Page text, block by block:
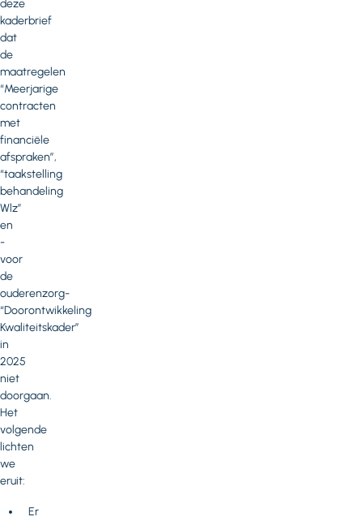
deze
kaderbrief
dat
de
maatregelen
“Meerjarige
contracten
met
financiële
afspraken”,
“taakstelling
behandeling
Wlz”
en
-
voor
de
ouderenzorg-
“Doorontwikkeling
Kwaliteitskader”
in
2025
niet
doorgaan.
Het
volgende
lichten
we
eruit:
Er